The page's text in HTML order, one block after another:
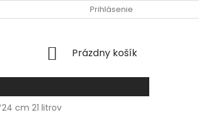
DOPRAVA A PLATBA
Prihlásenie
NÁKUPNÝ
Prázdny košík
cm 21 litrov